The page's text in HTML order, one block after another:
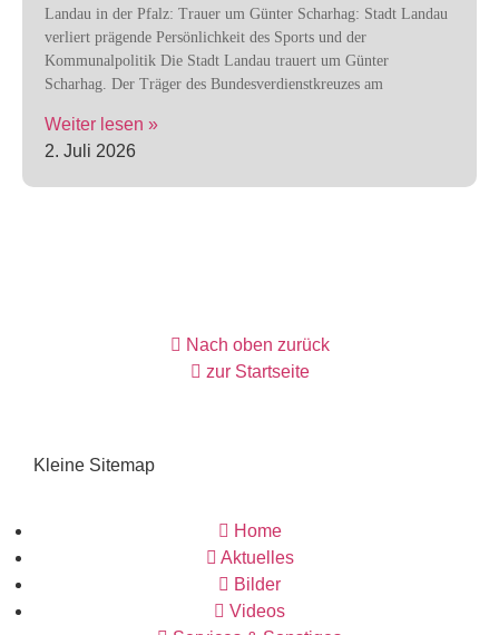
Landau in der Pfalz: Trauer um Günter Scharhag: Stadt Landau
verliert prägende Persönlichkeit des Sports und der
Kommunalpolitik Die Stadt Landau trauert um Günter
Scharhag. Der Träger des Bundesverdienstkreuzes am
Weiter lesen »
2. Juli 2026
Nach oben zurück
zur Startseite
Kleine Sitemap
Home
Aktuelles
Bilder
Videos